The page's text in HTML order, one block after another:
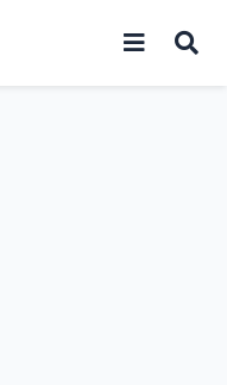
MOD
КАЗУАЛЬНАЯ
V1.155